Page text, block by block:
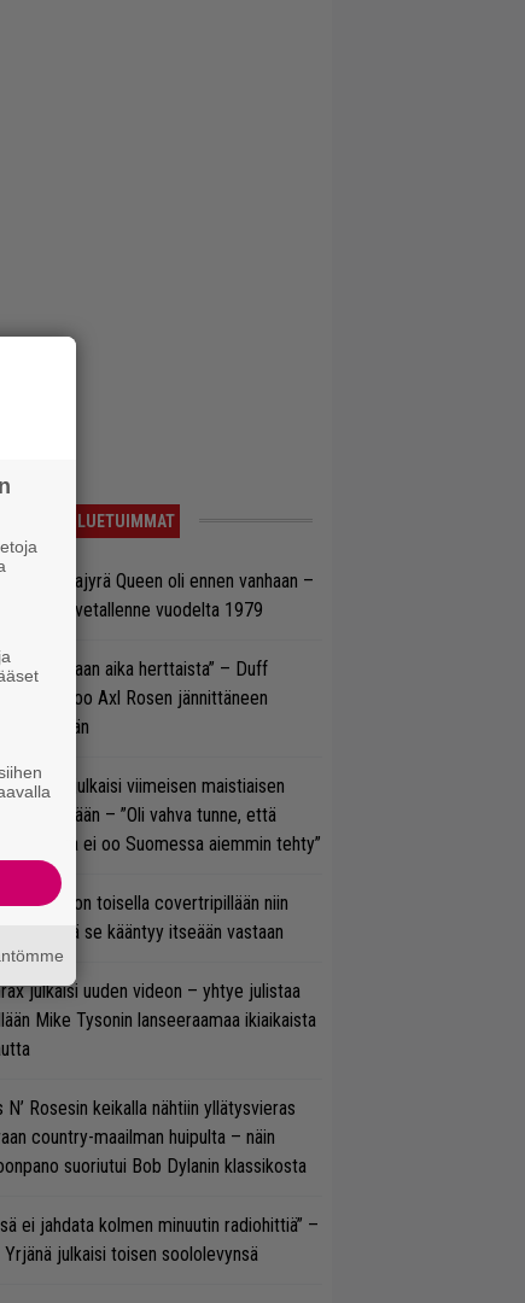
LUETUIMMAT
keikkajyrä Queen oli ennen vanhaan –
tulinen livetallenne vuodelta 1979
oikeastaan aika herttaista” – Duff
kertoo Axl Rosen jännittäneen
DC-pestiään
Annala julkaisi viimeisen maistiaisen
– ”Oli vahva tunne, että
musaa ei oo Suomessa aiemmin tehty”
Saimaa on toisella covertripillään niin
että se kääntyy itseään vastaan
julkaisi uuden videon – yhtye julistaa
Mike Tysonin lanseeraamaa ikiaikaista
N’ Rosesin keikalla nähtiin yllätysvieras
country-maailman huipulta – näin
suoriutui Bob Dylanin klassikosta
ei jahdata kolmen minuutin radiohittiä” –
Yrjänä julkaisi toisen soololevynsä